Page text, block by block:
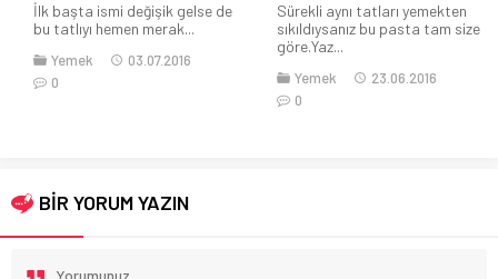
İlk başta ismi değişik gelse de
bu tatlıyı hemen merak...
Yemek
03.07.2016
0
Sürekli aynı tatları yemekten
sıkıldıysanız bu pasta tam size
göre.Yaz...
Yemek
23.06.2016
0
BİR YORUM YAZIN